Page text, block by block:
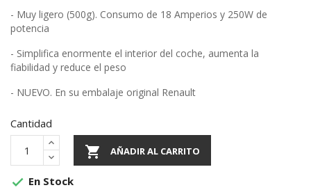
- Muy ligero (500g). Consumo de 18 Amperios y 250W de
potencia
- Simplifica enormente el interior del coche, aumenta la
fiabilidad y reduce el peso
- NUEVO. En su embalaje original Renault
Cantidad
 AÑADIR AL CARRITO
 En Stock